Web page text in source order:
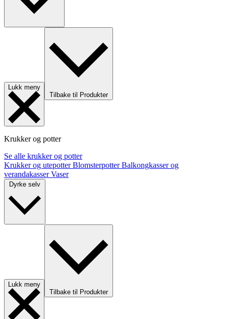
Lukk meny
Tilbake til Produkter
Krukker og potter
Se alle krukker og potter
Krukker og utepotterBlomsterpotterBalkongkasser og
verandakasserVaser
Lukk meny
Tilbake til Produkter